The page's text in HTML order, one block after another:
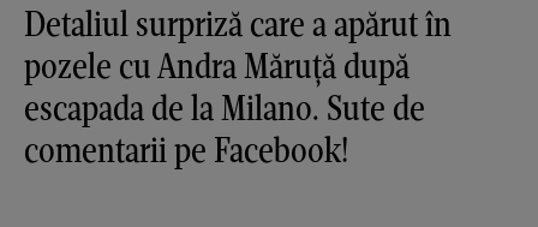
Detaliul surpriză care a apărut în
pozele cu Andra Măruţă după
escapada de la Milano. Sute de
comentarii pe Facebook!